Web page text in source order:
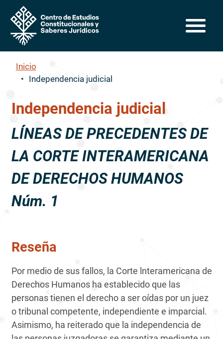
Inicio
Independencia judicial
Independencia judicial
LÍNEAS DE PRECEDENTES DE
LA CORTE INTERAMERICANA
DE DERECHOS HUMANOS
Núm. 1
Reseña
Por medio de sus fallos, la Corte lnteramericana de
Derechos Humanos ha establecido que las
personas tienen el derecho a ser oídas por un juez
o tribu­nal competente, independiente e imparcial.
Asimismo, ha reiterado que la independencia de